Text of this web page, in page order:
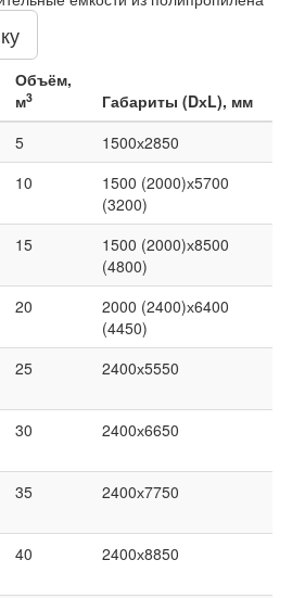
Объём,
м3
Габариты (DхL), мм
5
1500х2850
10
1500 (2000)х5700
(3200)
15
1500 (2000)х8500
(4800)
20
2000 (2400)х6400
(4450)
25 2400х5550
30 2400х6650
35 2400х7750
40 2400х8850